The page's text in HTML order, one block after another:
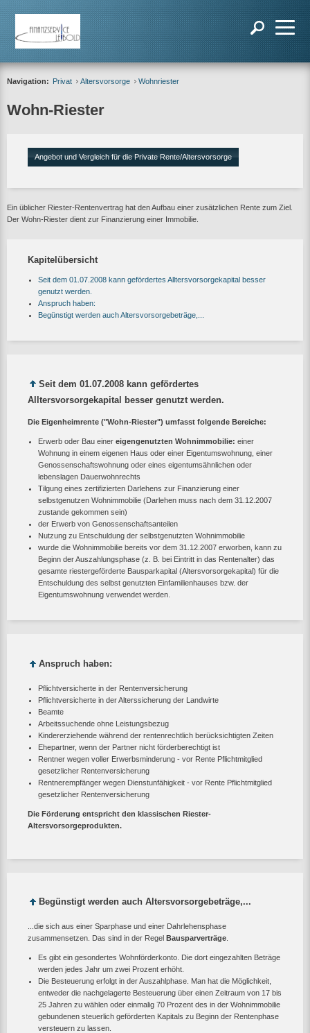
Navigation: Privat Altersvorsorge Wohnriester
Wohn-Riester
Angebot und Vergleich für die Private Rente/Altersvorsorge
Ein üblicher Riester-Rentenvertrag hat den Aufbau einer zusätzlichen Rente zum Ziel.
Der Wohn-Riester dient zur Finanzierung einer Immobilie.
Kapitelübersicht
Seit dem 01.07.2008 kann gefördertes Alltersvorsorgekapital besser
genutzt werden.
Anspruch haben:
Begünstigt werden auch Altersvorsorgebeträge,...
Seit dem 01.07.2008 kann gefördertes
Alltersvorsorgekapital besser genutzt werden.
Die Eigenheimrente ("Wohn-Riester") umfasst folgende Bereiche:
Erwerb oder Bau einer eigengenutzten Wohnimmobilie: einer
Wohnung in einem eigenen Haus oder einer Eigentumswohnung, einer
Genossenschaftswohnung oder eines eigentumsähnlichen oder
lebenslagen Dauerwohnrechts
Tilgung eines zertifizierten Darlehens zur Finanzierung einer
selbstgenutzen Wohnimmobilie (Darlehen muss nach dem 31.12.2007
zustande gekommen sein)
der Erwerb von Genossenschaftsanteilen
Nutzung zu Entschuldung der selbstgenutzten Wohnimmobilie
wurde die Wohnimmobilie bereits vor dem 31.12.2007 erworben, kann zu
Beginn der Auszahlungsphase (z. B. bei Eintritt in das Rentenalter) das
gesamte riestergeförderte Bausparkapital (Altersvorsorgekapital) für die
Entschuldung des selbst genutzten Einfamilienhauses bzw. der
Eigentumswohnung verwendet werden.
Anspruch haben:
Pflichtversicherte in der Rentenversicherung
Pflichtversicherte in der Alterssicherung der Landwirte
Beamte
Arbeitssuchende ohne Leistungsbezug
Kindererziehende während der rentenrechtlich berücksichtigten Zeiten
Ehepartner, wenn der Partner nicht förderberechtigt ist
Rentner wegen voller Erwerbsminderung - vor Rente Pflichtmitglied
gesetzlicher Rentenversicherung
Rentnerempfänger wegen Dienstunfähigkeit - vor Rente Pflichtmitglied
gesetzlicher Rentenversicherung
Die Förderung entspricht den klassischen Riester-
Altersvorsorgeprodukten.
Begünstigt werden auch Altersvorsorgebeträge,...
...die sich aus einer Sparphase und einer Dahrlehensphase
zusammensetzen. Das sind in der Regel Bausparverträge
Es gibt ein gesondertes Wohnförderkonto. Die dort eingezahlten Beträge
werden jedes Jahr um zwei Prozent erhöht.
Die Besteuerung erfolgt in der Auszahlphase. Man hat die Möglichkeit,
entweder die nachgelagerte Besteuerung über einen Zeitraum von 17 bis
25 Jahren zu wählen oder einmalig 70 Prozent des in der Wohnimmobilie
gebundenen steuerlich geförderten Kapitals zu Beginn der Rentenphase
versteuern zu lassen.